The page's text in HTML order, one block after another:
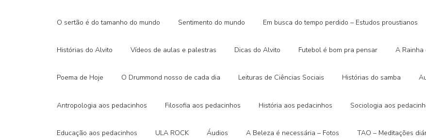
O sertão é do tamanho do mundo Sentimento do mundo Em busca do tempo perdido – Estudos proustianos
Histórias do Alvito Vídeos de aulas e palestras Dicas do Alvito Futebol é bom pra pensar A Rainha
Poema de Hoje O Drummond nosso de cada dia Leituras de Ciências Sociais Histórias do samba
Antropologia aos pedacinhos Filosofia aos pedacinhos História aos pedacinhos Sociologia aos
Educação aos pedacinhos ULA ROCK Áudios A Beleza é necessária – Fotos TAO – Meditações